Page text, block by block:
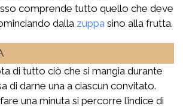
comprende tutto quello che deve
dalla zuppa sino alla frutta.
di tutto ciò che si mangia durante
di darne una a ciascun convitato.
una minuta si percorre l’indice di